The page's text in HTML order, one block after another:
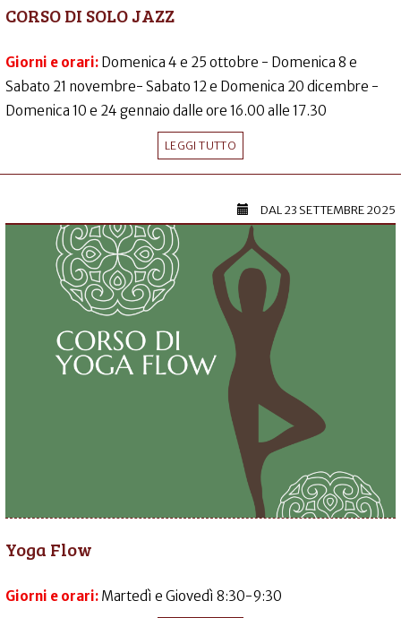
CORSO DI SOLO JAZZ
Giorni e orari: Domenica 4 e 25 ottobre - Domenica 8 e
Sabato 21 novembre- Sabato 12 e Domenica 20 dicembre -
Domenica 10 e 24 gennaio dalle ore 16.00 alle 17.30
LEGGI TUTTO
DAL23 SETTEMBRE 2025
Yoga Flow
Giorni e orari: Martedì e Giovedì 8:30-9:30